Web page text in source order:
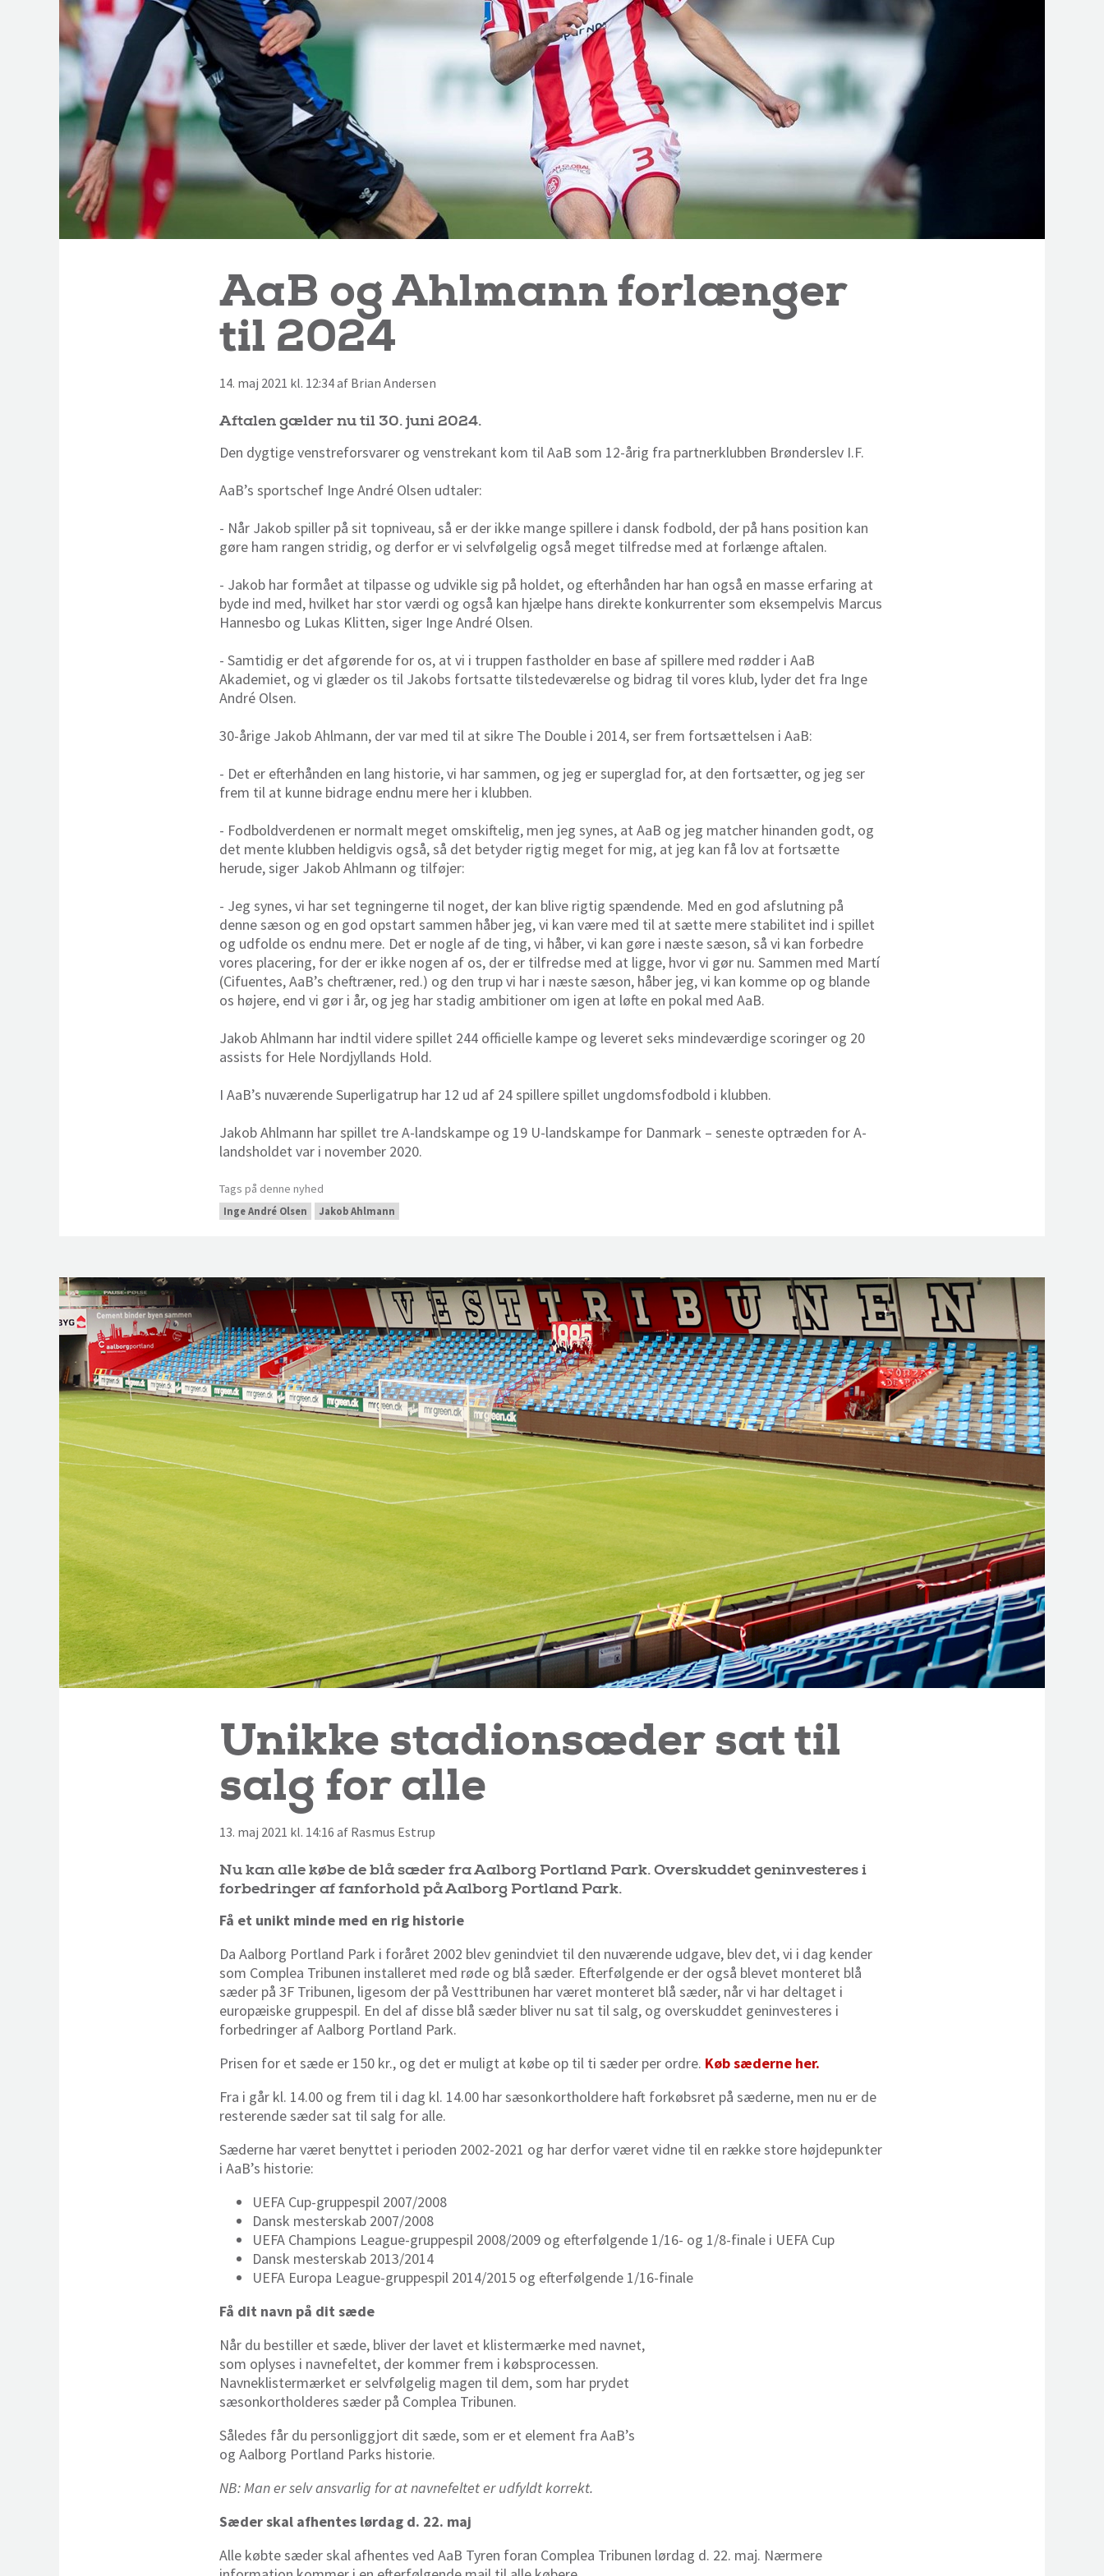
AaB og Ahlmann forlænger
til 2024
14. maj 2021 kl. 12:34 af Brian Andersen
Aftalen gælder nu til 30. juni 2024.
Den dygtige venstreforsvarer og venstrekant kom til AaB som 12-årig fra partnerklubben Brønderslev I.F.
AaB’s sportschef Inge André Olsen udtaler:
- Når Jakob spiller på sit topniveau, så er der ikke mange spillere i dansk fodbold, der på hans position kan
gøre ham rangen stridig, og derfor er vi selvfølgelig også meget tilfredse med at forlænge aftalen.
- Jakob har formået at tilpasse og udvikle sig på holdet, og efterhånden har han også en masse erfaring at
byde ind med, hvilket har stor værdi og også kan hjælpe hans direkte konkurrenter som eksempelvis Marcus
Hannesbo og Lukas Klitten, siger Inge André Olsen.
- Samtidig er det afgørende for os, at vi i truppen fastholder en base af spillere med rødder i AaB
Akademiet, og vi glæder os til Jakobs fortsatte tilstedeværelse og bidrag til vores klub, lyder det fra Inge
André Olsen.
30-årige Jakob Ahlmann, der var med til at sikre The Double i 2014, ser frem fortsættelsen i AaB:
- Det er efterhånden en lang historie, vi har sammen, og jeg er superglad for, at den fortsætter, og jeg ser
frem til at kunne bidrage endnu mere her i klubben.
- Fodboldverdenen er normalt meget omskiftelig, men jeg synes, at AaB og jeg matcher hinanden godt, og
det mente klubben heldigvis også, så det betyder rigtig meget for mig, at jeg kan få lov at fortsætte
herude, siger Jakob Ahlmann og tilføjer:
- Jeg synes, vi har set tegningerne til noget, der kan blive rigtig spændende. Med en god afslutning på
denne sæson og en god opstart sammen håber jeg, vi kan være med til at sætte mere stabilitet ind i spillet
og udfolde os endnu mere. Det er nogle af de ting, vi håber, vi kan gøre i næste sæson, så vi kan forbedre
vores placering, for der er ikke nogen af os, der er tilfredse med at ligge, hvor vi gør nu. Sammen med Martí
(Cifuentes, AaB’s cheftræner, red.) og den trup vi har i næste sæson, håber jeg, vi kan komme op og blande
os højere, end vi gør i år, og jeg har stadig ambitioner om igen at løfte en pokal med AaB.
Jakob Ahlmann har indtil videre spillet 244 officielle kampe og leveret seks mindeværdige scoringer og 20
assists for Hele Nordjyllands Hold.
I AaB’s nuværende Superligatrup har 12 ud af 24 spillere spillet ungdomsfodbold i klubben.
Jakob Ahlmann har spillet tre A-landskampe og 19 U-landskampe for Danmark – seneste optræden for A-
landsholdet var i november 2020.
Tags på denne nyhed
Inge André Olsen Jakob Ahlmann
Unikke stadionsæder sat til
salg for alle
13. maj 2021 kl. 14:16 af Rasmus Estrup
Nu kan alle købe de blå sæder fra Aalborg Portland Park. Overskuddet geninvesteres i
forbedringer af fanforhold på Aalborg Portland Park.
Få et unikt minde med en rig historie
Da Aalborg Portland Park i foråret 2002 blev genindviet til den nuværende udgave, blev det, vi i dag kender
som Complea Tribunen installeret med røde og blå sæder. Efterfølgende er der også blevet monteret blå
sæder på 3F Tribunen, ligesom der på Vesttribunen har været monteret blå sæder, når vi har deltaget i
europæiske gruppespil. En del af disse blå sæder bliver nu sat til salg, og overskuddet geninvesteres i
forbedringer af Aalborg Portland Park.
Prisen for et sæde er 150 kr., og det er muligt at købe op til ti sæder per ordre. Køb sæderne her.
Fra i går kl. 14.00 og frem til i dag kl. 14.00 har sæsonkortholdere haft forkøbsret på sæderne, men nu er de
resterende sæder sat til salg for alle.
Sæderne har været benyttet i perioden 2002-2021 og har derfor været vidne til en række store højdepunkter
i AaB’s historie:
UEFA Cup-gruppespil 2007/2008
Dansk mesterskab 2007/2008
UEFA Champions League-gruppespil 2008/2009 og efterfølgende 1/16- og 1/8-finale i UEFA Cup
Dansk mesterskab 2013/2014
UEFA Europa League-gruppespil 2014/2015 og efterfølgende 1/16-finale
Få dit navn på dit sæde
Når du bestiller et sæde, bliver der lavet et klistermærke med navnet,
som oplyses i navnefeltet, der kommer frem i købsprocessen.
Navneklistermærket er selvfølgelig magen til dem, som har prydet
sæsonkortholderes sæder på Complea Tribunen.
Således får du personliggjort dit sæde, som er et element fra AaB’s
og Aalborg Portland Parks historie.
NB: Man er selv ansvarlig for at navnefeltet er udfyldt korrekt.
Sæder skal afhentes lørdag d. 22. maj
Alle købte sæder skal afhentes ved AaB Tyren foran Complea Tribunen lørdag d. 22. maj. Nærmere